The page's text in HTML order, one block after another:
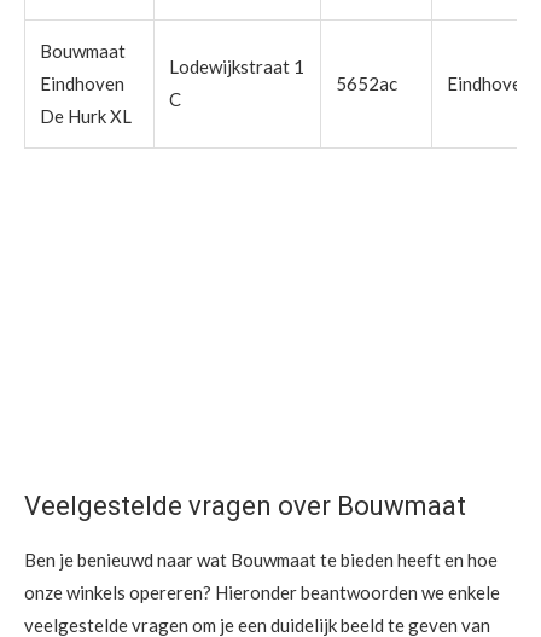
Bouwmaat
Eindhoven
De Hurk XL
Lodewijkstraat 1
C
5652ac Eindhoven
Veelgestelde vragen over Bouwmaat
Ben je benieuwd naar wat Bouwmaat te bieden heeft en hoe
onze winkels opereren? Hieronder beantwoorden we enkele
veelgestelde vragen om je een duidelijk beeld te geven van